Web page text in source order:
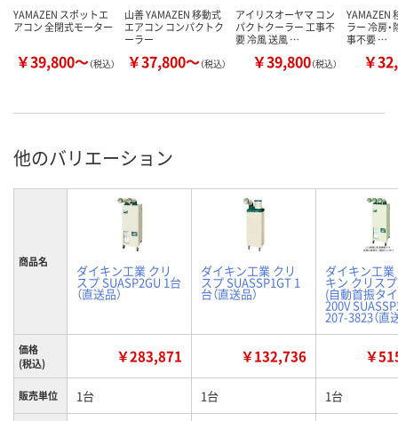
YAMAZEN スポットエ
アコン 全閉式モーター
￥39,800～（税込）
山善 YAMAZEN 移動式
エアコン コンパクトク
ーラー
￥37,800～（税込）
アイリスオーヤマ コン
パクトクーラー 工事不
要 冷風 送風 …
￥39,800（税込）
YAMAZEN
ラー 冷房・
事不要 …
￥
他のバリエーション
商品名
ダイキン工業 クリ
スプ SUASP2GU 1台
（直送品）
ダイキン工業 クリ
スプ SUASSP1GT 1
台（直送品）
ダイキン工業
キン クリス
(自動首振タ
200V
207-3823（直
価格
(税込)
￥283,871 ￥132,736 ￥
販売単位 1台 1台 1台